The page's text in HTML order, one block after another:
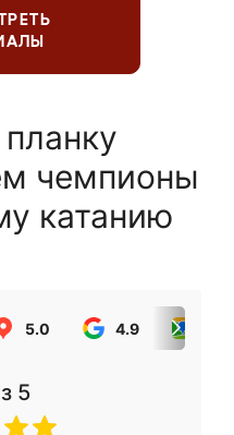
чемпионы
катанию
5.0 4.9
5